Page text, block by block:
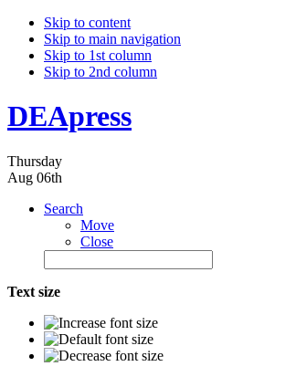
Skip to content
Skip to main navigation
Skip to 1st column
Skip to 2nd column
DEApress
Thursday
Aug 06th
Search
Move
Close
Text size